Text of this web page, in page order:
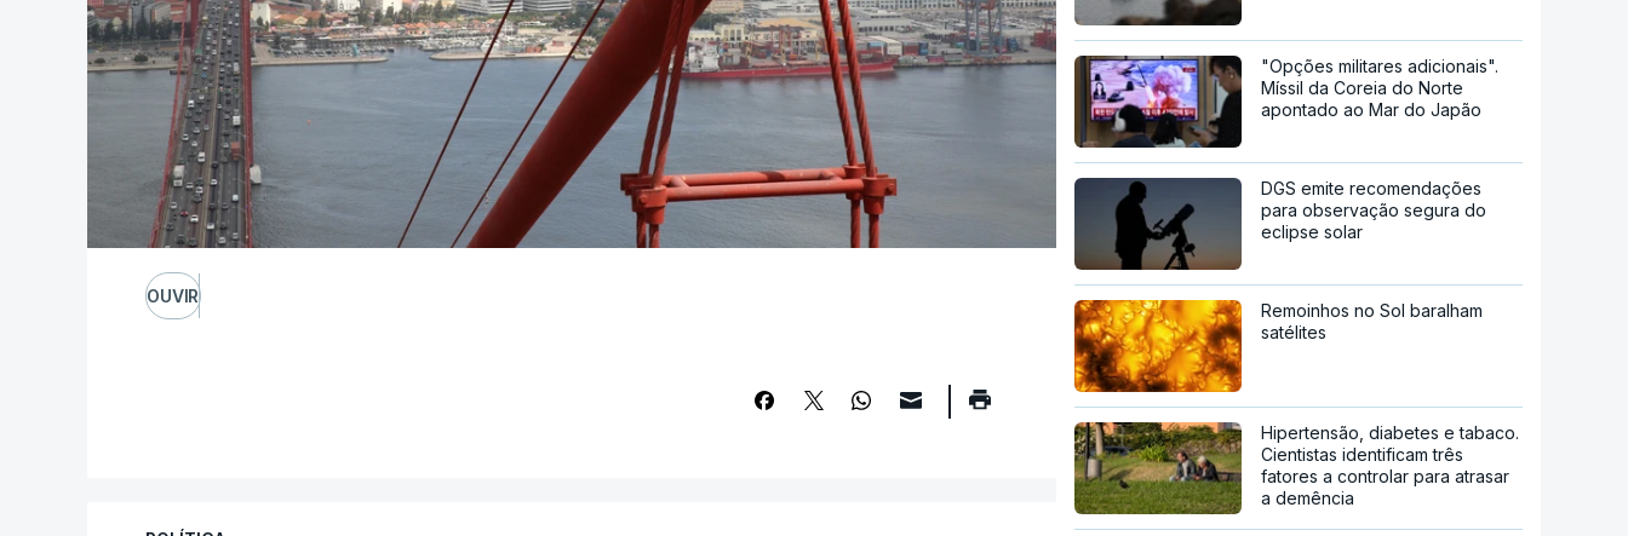
OUVIR
"Opções militares adicionais".
Míssil da Coreia do Norte
apontado ao Mar do Japão
DGS emite recomendações
para observação segura do
eclipse solar
Remoinhos no Sol baralham
satélites
Hipertensão, diabetes e tabaco.
Cientistas identificam três
fatores a controlar para atrasar
a demência